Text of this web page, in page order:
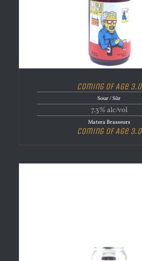
Coming of Age 3.0
Sour / Sûr
7.3% alc/vol
Matera Brasseurs
Coming of Age 3.0